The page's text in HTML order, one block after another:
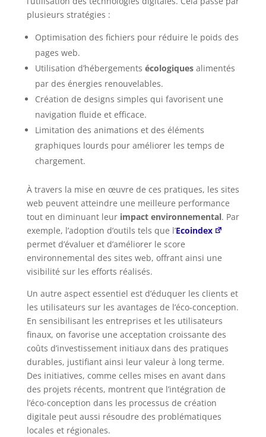
plusieurs stratégies :
Optimisation des fichiers pour réduire le poids des
pages web.
Utilisation d’hébergements écologiquesalimentés
par des énergies renouvelables.
Création de designs simples qui favorisent une
navigation fluide et efficace.
Limitation des animations et des éléments
graphiques lourds pour améliorer les temps de
chargement.
À travers la mise en œuvre de ces pratiques, les sites
web peuvent atteindre une meilleure performance
tout en diminuant leur impact environnemental. Par
exemple, l’adoption d’outils tels que l’Ecoindex
permet d’évaluer et d’améliorer le score
environnemental des sites web, offrant ainsi une
visibilité sur les efforts réalisés.
Un autre aspect essentiel est d’éduquer les clients et
les utilisateurs sur les avantages de l’éco-conception.
En sensibilisant les entreprises et les utilisateurs
finaux, on favorise une acceptation croissante des
coûts d’investissement initiaux dans des pratiques
durables, justifiant ainsi leur valeur à long terme.
Des initiatives, comme celles mises en avant dans
des projets récents, montrent que l’intégration de
l’éco-conception dans les processus de création
digitale peut aussi résoudre des problématiques
locales et régionales.